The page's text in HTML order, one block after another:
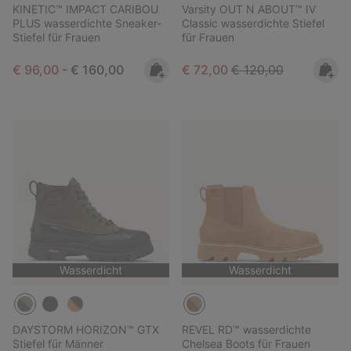
KINETIC™ IMPACT CARIBOU
PLUS wasserdichte Sneaker-
Stiefel für Frauen
Minimum sale price:
€ 96,00 - Maximum price:
€ 160,00
Varsity OUT N ABOUT™ IV
Classic wasserdichte Stiefel
für Frauen
Sale price:
€ 72,00 Regular price:
€ 120,00
Wasserdicht
DAYSTORM HORIZON™ GTX
Stiefel für Männer
Wasserdicht
REVEL RD™ wasserdichte
Chelsea Boots für Frauen